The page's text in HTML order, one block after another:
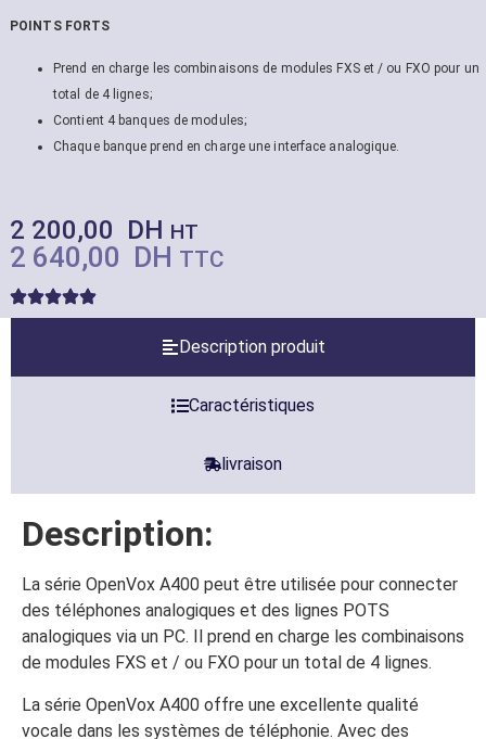
POINTS FORTS
Prend en charge les combinaisons de modules FXS et / ou FXO pour un
total de 4 lignes;
Contient 4 banques de modules;
Chaque banque prend en charge une interface analogique.
2 200,00 DH HT
2 640,00 DH TTC
Description produit
Caractéristiques
livraison
Description:
La série OpenVox A400 peut être utilisée pour connecter
des téléphones analogiques et des lignes POTS
analogiques via un PC. Il prend en charge les combinaisons
de modules FXS et / ou FXO pour un total de 4 lignes.
La série OpenVox A400 offre une excellente qualité
vocale dans les systèmes de téléphonie. Avec des